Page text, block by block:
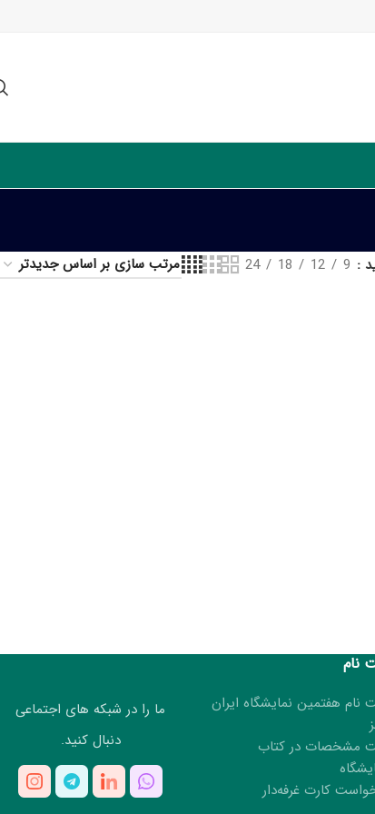
9
12
18
24
نام
نام هفتمین نمایشگاه ایران
مشخصات در کتاب
کارت غرفه‌دار
ما را در شبکه های اجتماعی
دنبال کنید.